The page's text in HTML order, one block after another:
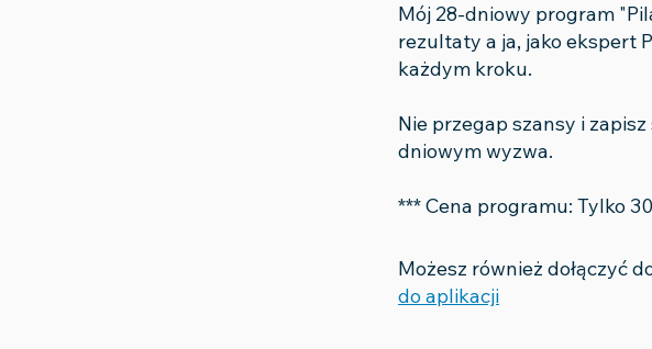
Mój 28-dniowy program
rezultaty a ja, jako ekspert
każdym kroku.
Nie przegap szansy i
dniowym wyzwa.
*** Cena programu: Tylko
Możesz również dołączyć
do aplikacji